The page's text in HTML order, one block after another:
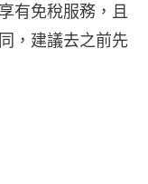
有免稅服務，且
，建議去之前先